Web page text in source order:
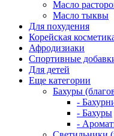
Масло
Масло тыквы
Для похудения
Корейская
Афродизиаки
Спортивные
Для детей
Еще категории
Бахуры
-
- Бахуры
-